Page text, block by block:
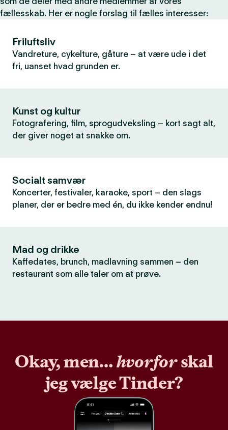
fællesskab. Her er nogle forslag til fælles interesser:
Friluftsliv
Vandreture, cykelture, gåture – at være ude i det
fri, uanset hvad grunden er.
Kunst og kultur
Fotografering, film, sprogudveksling – kort sagt alt,
der giver noget at snakke om.
Socialt samvær
Koncerter, festivaler, karaoke, sport – den slags
planer, der er bedre med én, du ikke kender endnu!
Mad og drikke
Kaffedates, brunch, madlavning sammen – den
restaurant som alle taler om at prøve.
Okay, men…hvorforskal
jeg vælge Tinder?